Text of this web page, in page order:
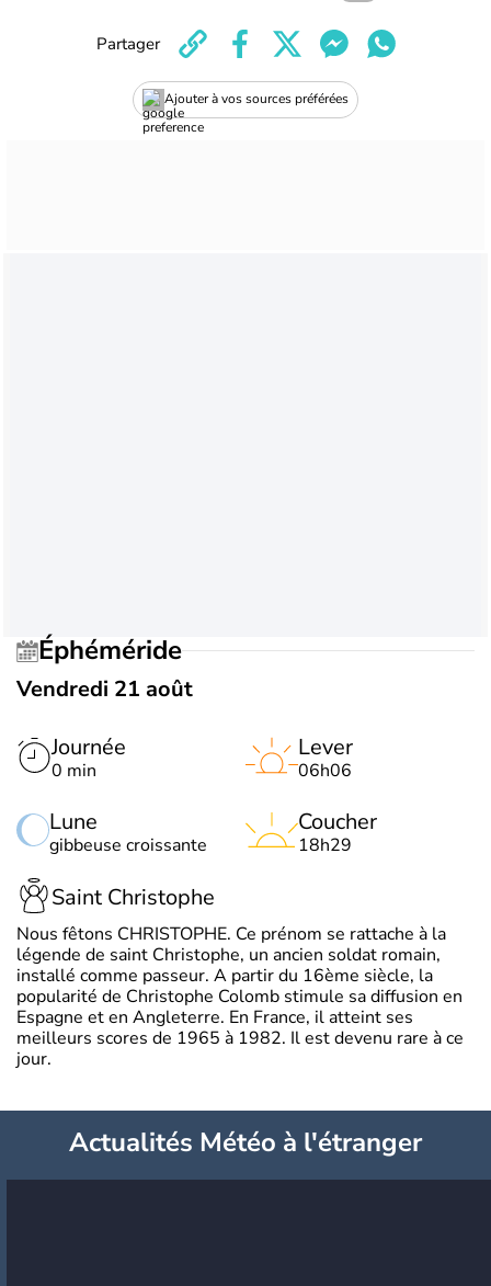
Ajouter à vos sources préférées
Partager
Éphéméride
Vendredi 21 août
Journée
0 min
Lune
gibbeuse croissante
Lever
06h06
Coucher
18h29
Saint Christophe
Nous fêtons CHRISTOPHE. Ce prénom se rattache à la
légende de saint Christophe, un ancien soldat romain,
installé comme passeur. A partir du 16ème siècle, la
popularité de Christophe Colomb stimule sa diffusion en
Espagne et en Angleterre. En France, il atteint ses
meilleurs scores de 1965 à 1982. Il est devenu rare à ce
jour.
Actualités Météo à l'étranger